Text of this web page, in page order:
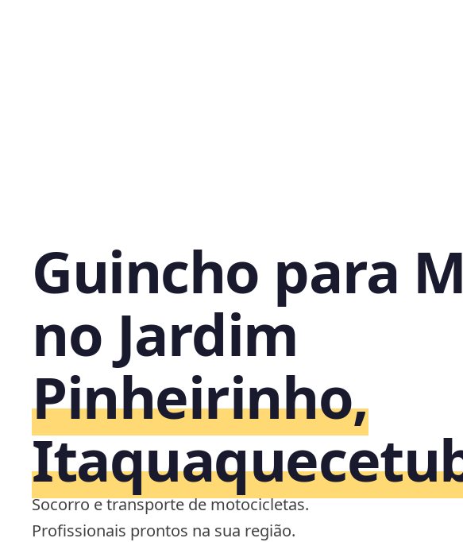
Guincho para
no Jardim
Pinheirinho,
Socorro e transporte de motocicletas.
Profissionais prontos na sua região.